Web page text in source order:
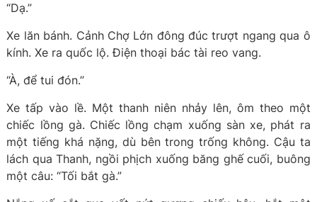
“Dạ.”
Xe lăn bánh. Cảnh Chợ Lớn đông đúc trượt ngang qua ô
kính. Xe ra quốc lộ. Điện thoại bác tài reo vang.
“À, để tui đón.”
Xe tấp vào lề. Một thanh niên nhảy lên, ôm theo một
chiếc lồng gà. Chiếc lồng chạm xuống sàn xe, phát ra
một tiếng khá nặng, dù bên trong trống không. Cậu ta
lách qua Thanh, ngồi phịch xuống băng ghế cuối, buông
một câu: “Tối bắt gà.”